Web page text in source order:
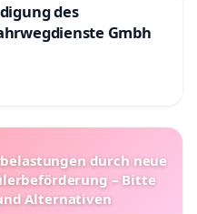
des
Gmbh
durch neue
– Bitte
Alternativen